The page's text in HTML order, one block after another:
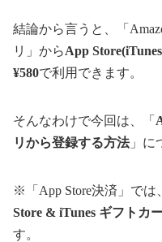
結論から言うと、「
リ」からApp
¥580で利用できます。
そんなわけで今回は、「
リから登録する方法」に
※「App Store決済」では
Store & iTunes ギフトカ
す。